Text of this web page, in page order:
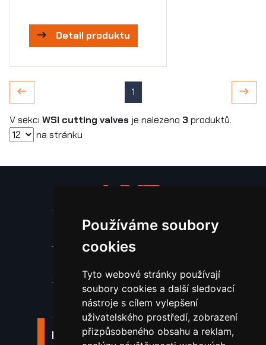
Používáme soubory
cookies
Tyto webové stránky používají
soubory cookies a další sledovací
nástroje s cílem vylepšení
uživatelského prostředí, zobrazení
přizpůsobeného obsahu a reklam,
Detail produktu
1
V sekci WSI cutting valves je nalezeno 3produktů.
na stránku
Stroje a zařízení
Spotřební materiál a nástroje
Náhradní díly pro vodní paprsek